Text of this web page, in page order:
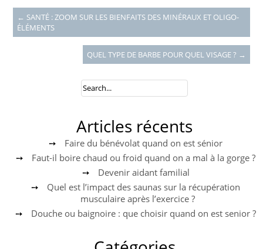
← SANTÉ : ZOOM SUR LES BIENFAITS DES MINÉRAUX ET OLIGO-
ÉLÉMENTS
QUEL TYPE DE BARBE POUR QUEL VISAGE ? →
Articles récents
Faire du bénévolat quand on est sénior
Faut-il boire chaud ou froid quand on a mal à la gorge ?
Devenir aidant familial
Quel est l’impact des saunas sur la récupération
musculaire après l’exercice ?
Douche ou baignoire : que choisir quand on est senior ?